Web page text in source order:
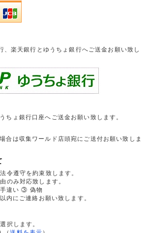
、楽天銀行とゆうちょ銀行へご送金お願い致し
ちょ銀行口座へご送金お願い致します。
合は収集ワールド店頭宛にご送付お願い致しま
令遵守を約束致します。
のみ対応致します。
違い ③ 偽物
内にご連絡お願い致します。
択します。